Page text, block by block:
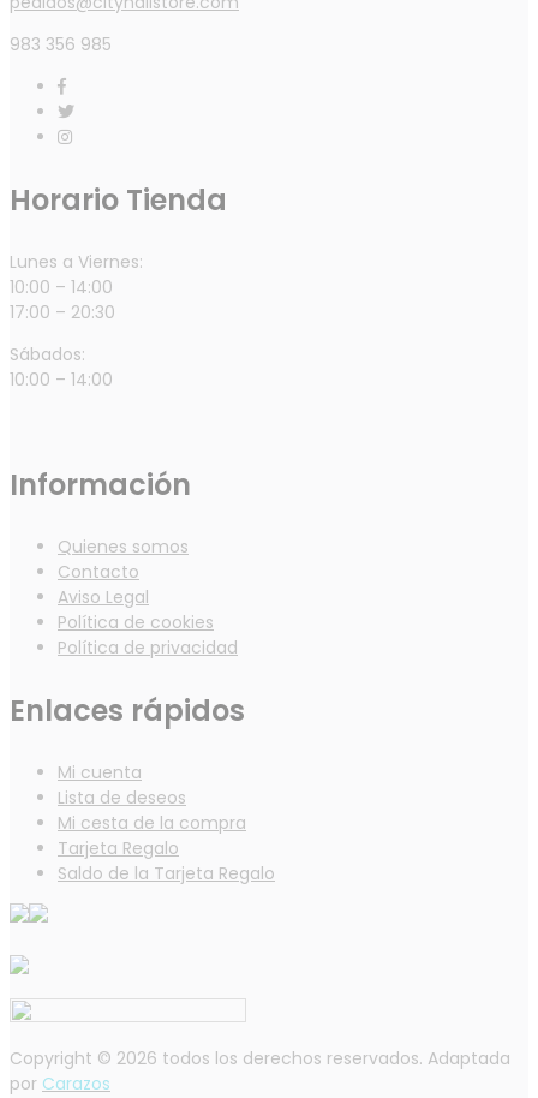
983 356 985
Horario Tienda
Lunes a Viernes:
10:00 – 14:00
17:00 – 20:30
Sábados:
10:00 – 14:00
Información
Quienes somos
Contacto
Aviso Legal
Política de cookies
Política de privacidad
Enlaces rápidos
Mi cuenta
Lista de deseos
Mi cesta de la compra
Tarjeta Regalo
Saldo de la Tarjeta Regalo
Copyright © 2026 todos los derechos reservados. Adaptada
por Carazos